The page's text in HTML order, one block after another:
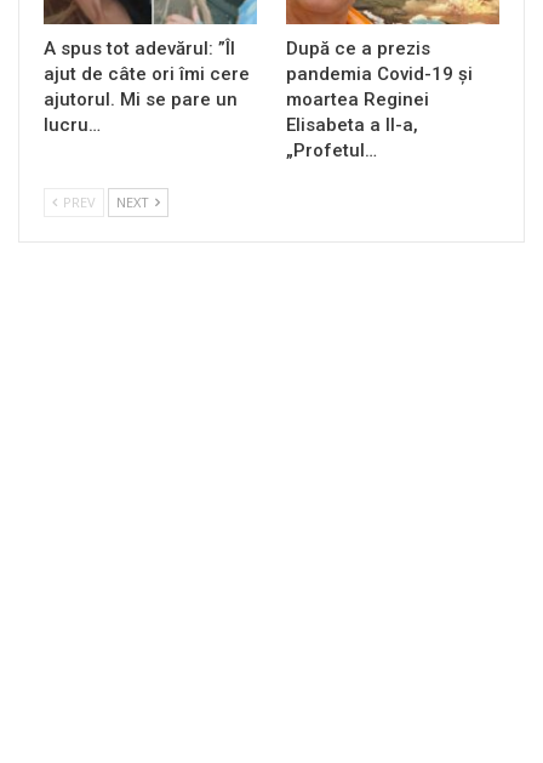
A spus tot adevărul: ”Îl
ajut de câte ori îmi cere
ajutorul. Mi se pare un
lucru…
După ce a prezis
pandemia Covid-19 și
moartea Reginei
Elisabeta a II-a,
„Profetul…
PREV NEXT